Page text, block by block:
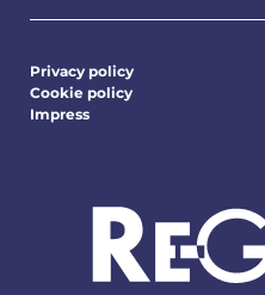
Privacy policy
Cookie policy
Impress